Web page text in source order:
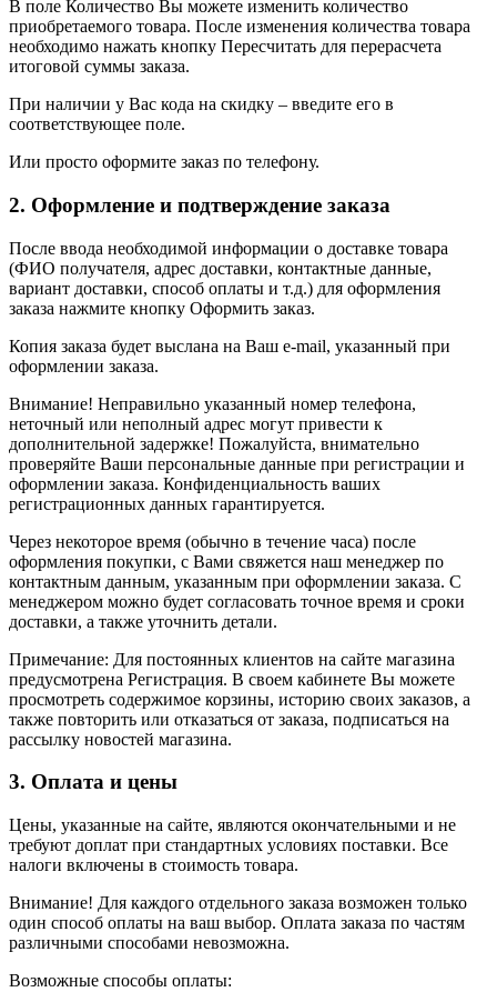
В поле Количество Вы можете изменить количество
приобретаемого товара. После изменения количества товара
необходимо нажать кнопку Пересчитать для перерасчета
итоговой суммы заказа.
При наличии у Вас кода на скидку – введите его в
соответствующее поле.
Или просто оформите заказ по телефону.
2. Оформление и подтверждение заказа
После ввода необходимой информации о доставке товара
(ФИО получателя, адрес доставки, контактные данные,
вариант доставки, способ оплаты и т.д.) для оформления
заказа нажмите кнопку Оформить заказ.
Копия заказа будет выслана на Ваш e-mail, указанный при
оформлении заказа.
Внимание! Неправильно указанный номер телефона,
неточный или неполный адрес могут привести к
дополнительной задержке! Пожалуйста, внимательно
проверяйте Ваши персональные данные при регистрации и
оформлении заказа. Конфиденциальность ваших
регистрационных данных гарантируется.
Через некоторое время (обычно в течение часа) после
оформления покупки, с Вами свяжется наш менеджер по
контактным данным, указанным при оформлении заказа. С
менеджером можно будет согласовать точное время и сроки
доставки, а также уточнить детали.
Примечание: Для постоянных клиентов на сайте магазина
предусмотрена Регистрация. В своем кабинете Вы можете
просмотреть содержимое корзины, историю своих заказов, а
также повторить или отказаться от заказа, подписаться на
рассылку новостей магазина.
3. Оплата и цены
Цены, указанные на сайте, являются окончательными и не
требуют доплат при стандартных условиях поставки. Все
налоги включены в стоимость товара.
Внимание! Для каждого отдельного заказа возможен только
один способ оплаты на ваш выбор. Оплата заказа по частям
различными способами невозможна.
Возможные способы оплаты: